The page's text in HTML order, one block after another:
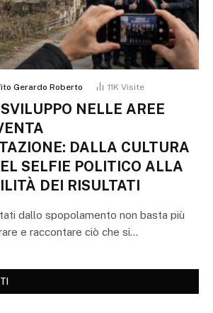
Gerardo Roberto 11K Visite
NELLE AREE
DALLA CULTURA
SELFIE POLITICO ALLA
DEI RISULTATI
dallo spopolamento non basta più
e raccontare ciò che si…